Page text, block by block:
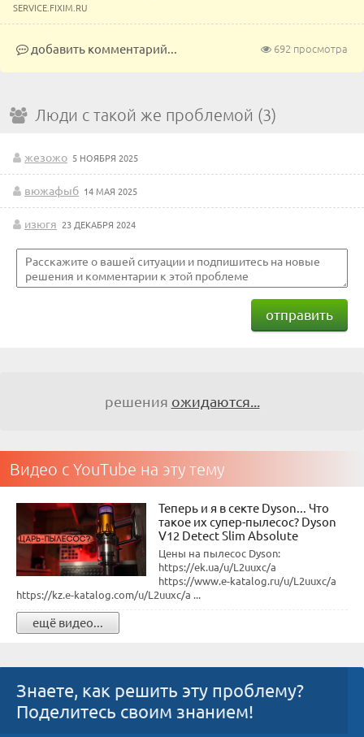
SERVICE.FIXIM.RU
692 просмотра
добавить комментарий...
Люди с такой же проблемой (3)
жезожо 5 НОЯБРЯ 2025
вюжафыб 14 МАЯ 2025
изюгя 23 ДЕКАБРЯ 2024
отправить
решения ожидаются...
Видео с YouTube на эту тему
Теперь и я в секте Dyson... Что
такое их супер-пылесос? Dyson
V12 Detect Slim Absolute
Цены на пылесос Dyson:
https://ek.ua/u/L2uuxc/a
https://www.e-katalog.ru/u/L2uuxc/a
https://kz.e-katalog.com/u/L2uuxc/a ...
ещё видео...
Знаете, как решить эту проблему?
Поделитесь своим знанием!